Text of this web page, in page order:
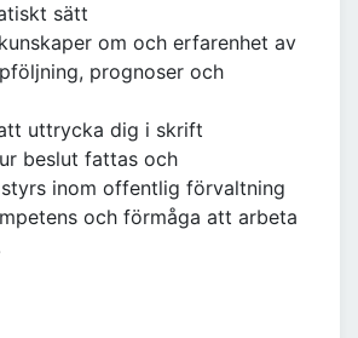
sätt
om och erfarenhet av
prognoser och
uttrycka dig i skrift
beslut fattas och
inom offentlig förvaltning
och förmåga att arbeta